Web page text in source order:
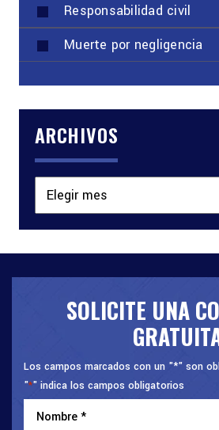
Responsabilidad civil
Muerte por negligencia
ARCHIVOS
SOLICITE UNA
Los campos marcados con un "*" son
"*" indica los campos obligatorios